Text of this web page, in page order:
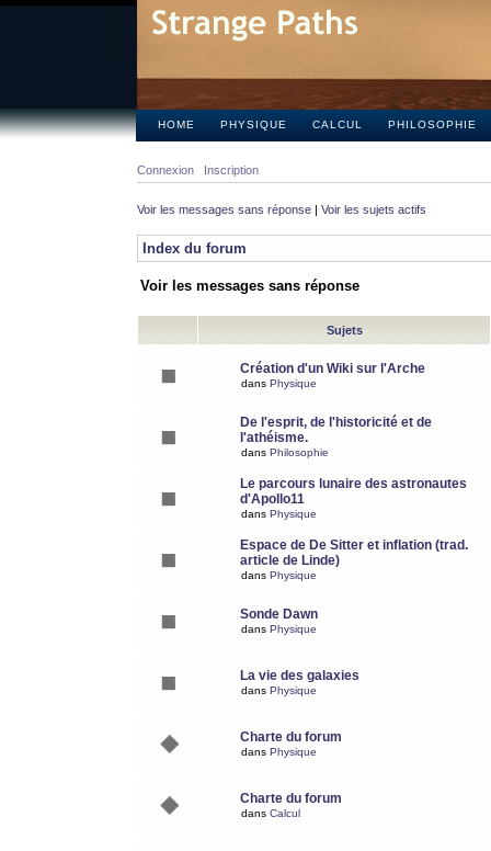
HOME PHYSIQUE CALCUL PHILOSOPHIE
Connexion Inscription
Voir les messages sans réponse | Voir les sujets actifs
Index du forum
Voir les messages sans réponse
Sujets
Création d'un Wiki sur l'Arche
dans Physique
De l'esprit, de l'historicité et de
l'athéisme.
dans Philosophie
Le parcours lunaire des astronautes
d'Apollo11
dans Physique
Espace de De Sitter et inflation (trad.
article de Linde)
dans Physique
Sonde Dawn
dans Physique
La vie des galaxies
dans Physique
Charte du forum
dans Physique
Charte du forum
dans Calcul